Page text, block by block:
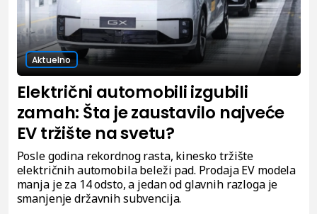
Aktuelno
Električni automobili izgubili
zamah: Šta je zaustavilo najveće
EV tržište na svetu?
Posle godina rekordnog rasta, kinesko tržište
električnih automobila beleži pad. Prodaja EV modela
manja je za 14 odsto, a jedan od glavnih razloga je
smanjenje državnih subvencija.